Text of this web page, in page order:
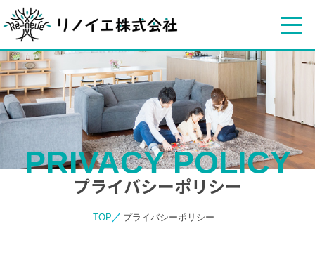
PRIVACY POLICY
プライバシーポリシー
TOP プライバシーポリシー